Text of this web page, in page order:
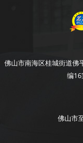
佛山市南海区桂城街道佛
编16
佛山市